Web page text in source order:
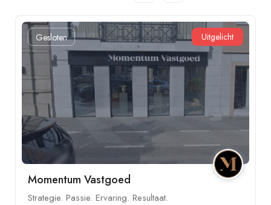
Gesloten Uitgelicht
Momentum Vastgoed
Strategie. Passie. Ervaring. Resultaat.